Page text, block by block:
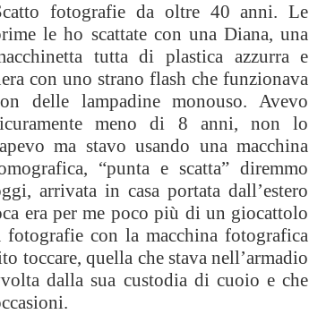
fotografie da oltre 40 anni. Le
le ho scattate con una Diana, una
tutta di plastica azzurra e
con uno strano flash che funzionava
delle lampadine monouso. Avevo
meno di 8 anni, non lo
ma stavo usando una macchina
“punta e scatta” diremmo
arrivata in casa portata dall’estero
era per me poco più di un giocattolo
con la macchina fotografica
toccare, quella che stava nell’armadio
dalla sua custodia di cuoio e che